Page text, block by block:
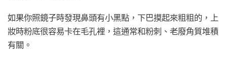
如果你照鏡子時發現鼻頭有小黑點，下巴摸起來粗粗的，上
妝時粉底很容易卡在毛孔裡，這通常和粉刺、老廢角質堆積
有關。